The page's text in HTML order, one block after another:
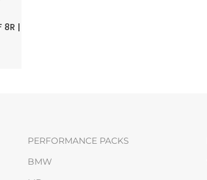
8R |
PERFORMANCE PACKS
BMW